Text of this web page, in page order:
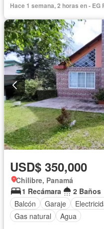
Hace 1 semana, 2 horas en - EG
USD$ 350,000
Chilibre, Panamá
1 Recámara
2 Baños
Balcón
Garaje
Gas natural
Agua